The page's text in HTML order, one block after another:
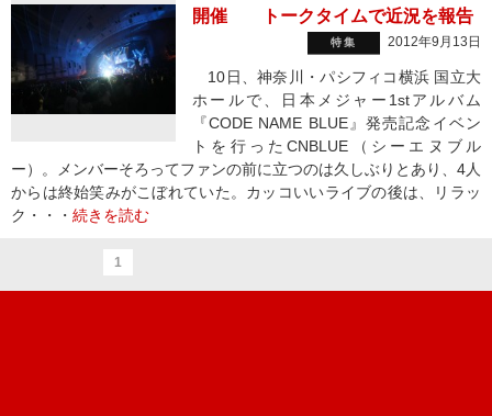
開催 トークタイムで近況を報告
特集 2012年9月13日
10日、神奈川・パシフィコ横浜 国立大
ホールで、日本メジャー1stアルバム
『CODE NAME BLUE』発売記念イベン
トを行ったCNBLUE（シーエヌブル
ー）。メンバーそろってファンの前に立つのは久しぶりとあり、4人
からは終始笑みがこぼれていた。カッコいいライブの後は、リラッ
ク・・・ 続きを読む
1